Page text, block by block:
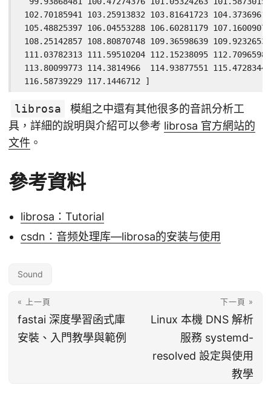
102.70185941 103.25913832 103.81641723
105.48825397 106.04553288 106.60281179
108.25142857 108.80870748 109.36598639
111.03782313 111.59510204 112.15238095
113.80099773 114.3814966  114.93877551
116.58739229 117.1446712 ]
librosa
模組之中還有其他很多的音訊分析工
具，詳細的說明與介紹可以參考 librosa 官方網站的
文件 。
參考資料
librosa：Tutorial
csdn：音频处理库—librosa的安装与使用
Sound
« 上一頁
fastai 深度學習函式庫
安裝、入門教學與範例
下一頁 »
Linux 本機 DNS 解析
服務 systemd-
resolved 設定與使用
教學